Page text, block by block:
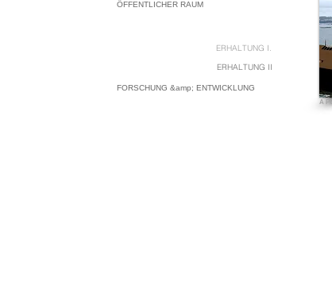
ÖFFENTLICHER RAUM
ERHALTUNG I.
ERHALTUNG II
FORSCHUNG &amp; ENTWICKLUNG
A